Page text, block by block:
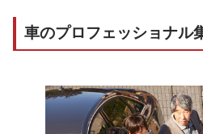
車のプロフェッショナル